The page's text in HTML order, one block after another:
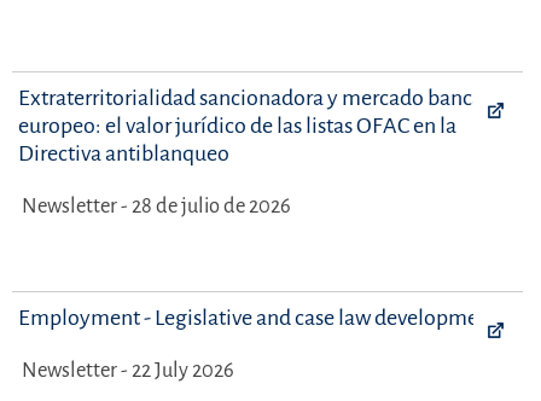
Extraterritorialidad sancionadora y mercado bancario
europeo: el valor jurídico de las listas OFAC en la
Directiva antiblanqueo
Newsletter - 28 de julio de 2026
Employment - Legislative and case law developments
Newsletter - 22 July 2026